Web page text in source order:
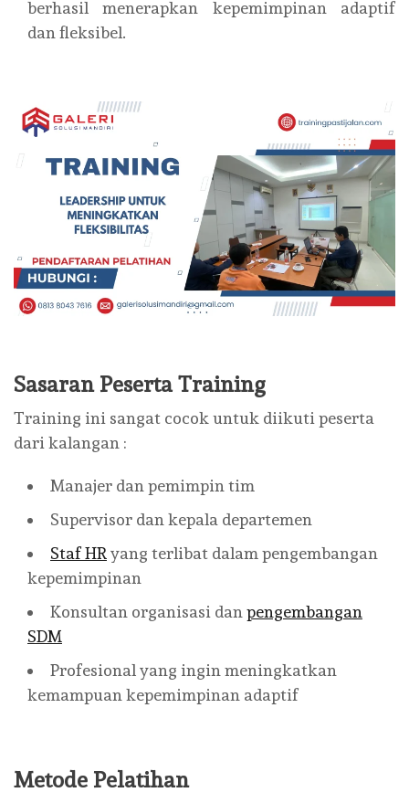
berhasil menerapkan kepemimpinan adaptif
dan fleksibel.
Sasaran Peserta Training
Training ini sangat cocok untuk diikuti peserta
dari kalangan :
Manajer dan pemimpin tim
Supervisor dan kepala departemen
Staf HR yang terlibat dalam pengembangan
kepemimpinan
Konsultan organisasi dan pengembangan
SDM
Profesional yang ingin meningkatkan
kemampuan kepemimpinan adaptif
Metode Pelatihan